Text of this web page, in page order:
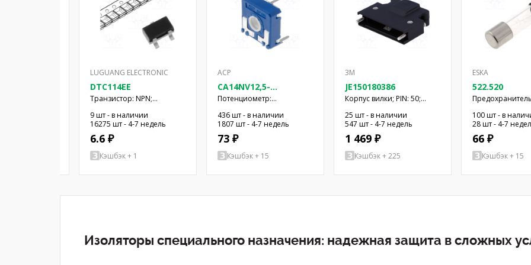
LUGUANG ELECTRONIC
DTC114EE
Транзистор: NPN;
биполярный; BRT; 50В;
50мА; 0,15Вт; SOT523
9 шт - в наличии
16275 шт - 4-7 недель
6.6 ₽
Кэшбэк + 1
ACP
CA14NV12,5-
100KA2020
Потенциометр:
монтажный;
однооборотный,горизонтальный;
100кОм
436 шт - в наличии
1807 шт - 4-7 недель
73 ₽
Кэшбэк + 15
3M
JE150180386
Корпус вилки; PIN: 50;
Фиксация: винтами; на
провод; Mini D Ribbon
25 шт - в наличии
547 шт - 4-7 недель
1 469 ₽
Кэшбэк + 225
ESKA
522.520
вставка;
250ВAC; 5x20мм
100 шт - в
28 шт - 4-7
66 ₽
Кэшбэк + 15
Изоляторы специального назначения: надежная защита в сложных